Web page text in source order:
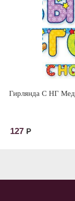
Гирлянда С НГ
127 Р